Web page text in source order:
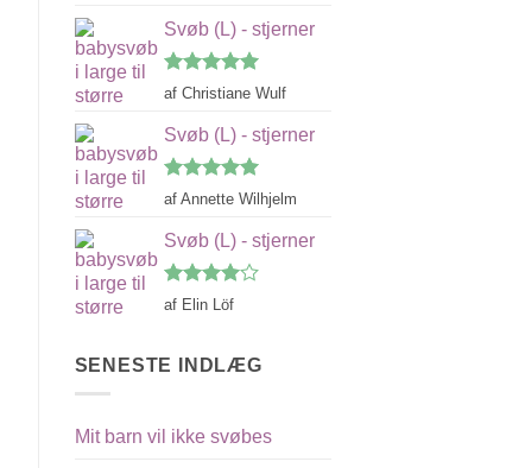
Svøb (L) - stjerner
Vurderet5
af Christiane Wulf
Svøb (L) - stjerner
Vurderet 5
af Annette Wilhjelm
Svøb (L) - stjerner
Vurderet
af Elin Löf
SENESTE INDLÆG
Mit barn vil ikke svøbes